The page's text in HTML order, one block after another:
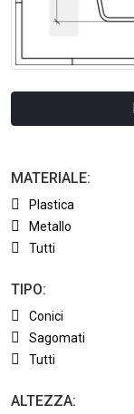
MATERIALE:
Plastica
Metallo
Tutti
TIPO:
Conici
Sagomati
Tutti
ALTEZZA: